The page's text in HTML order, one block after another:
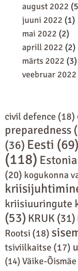
august 2022
juuni 2022 (1)
mai 2022 (2)
aprill 2022 (2)
märts 2022 (3)
veebruar 2022
civil defence (18)
preparedness
(36) Eesti (69)
(118) Estonia
(20) kogukonna
kriisiuuringute
(53) KRUK (31)
Rootsi (18)
tsiviilkaitse (17)
(14) Väike-Õismäe